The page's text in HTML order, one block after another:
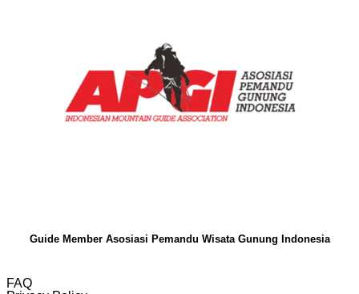
Guide Member Asosiasi Pemandu Wisata Gunung Indonesia
FAQ